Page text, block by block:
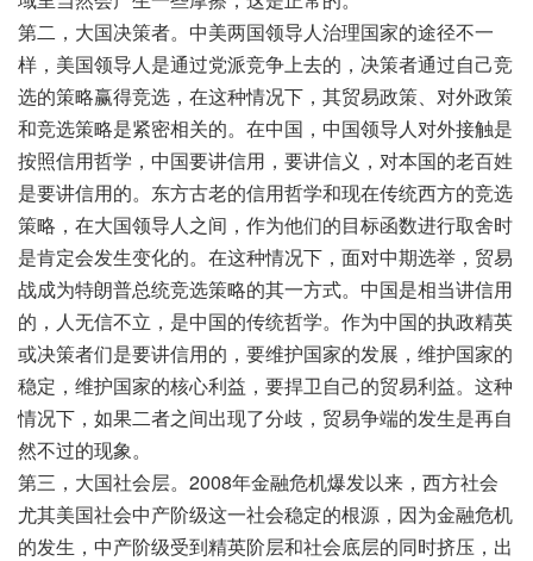
第二，大国决策者。中美两国领导人治理国家的途径不一
样，美国领导人是通过党派竞争上去的，决策者通过自己竞
选的策略赢得竞选，在这种情况下，其贸易政策、对外政策
和竞选策略是紧密相关的。在中国，中国领导人对外接触是
按照信用哲学，中国要讲信用，要讲信义，对本国的老百姓
是要讲信用的。东方古老的信用哲学和现在传统西方的竞选
策略，在大国领导人之间，作为他们的目标函数进行取舍时
是肯定会发生变化的。在这种情况下，面对中期选举，贸易
战成为特朗普总统竞选策略的其一方式。中国是相当讲信用
的，人无信不立，是中国的传统哲学。作为中国的执政精英
或决策者们是要讲信用的，要维护国家的发展，维护国家的
稳定，维护国家的核心利益，要捍卫自己的贸易利益。这种
情况下，如果二者之间出现了分歧，贸易争端的发生是再自
然不过的现象。
第三，大国社会层。2008年金融危机爆发以来，西方社会
尤其美国社会中产阶级这一社会稳定的根源，因为金融危机
的发生，中产阶级受到精英阶层和社会底层的同时挤压，出